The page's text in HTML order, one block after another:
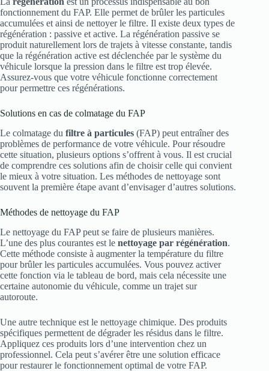
fonctionnement du FAP. Elle permet de brûler les particules
accumulées et ainsi de nettoyer le filtre. Il existe deux types de
régénération : passive et active. La régénération passive se
produit naturellement lors de trajets à vitesse constante, tandis
que la régénération active est déclenchée par le système du
véhicule lorsque la pression dans le filtre est trop élevée.
Assurez-vous que votre véhicule fonctionne correctement
pour permettre ces régénérations.
Solutions en cas de colmatage du FAP
Le colmatage du filtre à particules (FAP) peut entraîner des
problèmes de performance de votre véhicule. Pour résoudre
cette situation, plusieurs options s’offrent à vous. Il est crucial
de comprendre ces solutions afin de choisir celle qui convient
le mieux à votre situation. Les méthodes de nettoyage sont
souvent la première étape avant d’envisager d’autres solutions.
Méthodes de nettoyage du FAP
Le nettoyage du FAP peut se faire de plusieurs manières.
L’une des plus courantes est le nettoyage par régénération.
Cette méthode consiste à augmenter la température du filtre
pour brûler les particules accumulées. Vous pouvez activer
cette fonction via le tableau de bord, mais cela nécessite une
certaine autonomie du véhicule, comme un trajet sur
autoroute.
Une autre technique est le nettoyage chimique. Des produits
spécifiques permettent de dégrader les résidus dans le filtre.
Appliquez ces produits lors d’une intervention chez un
professionnel. Cela peut s’avérer être une solution efficace
pour restaurer le fonctionnement optimal de votre FAP.